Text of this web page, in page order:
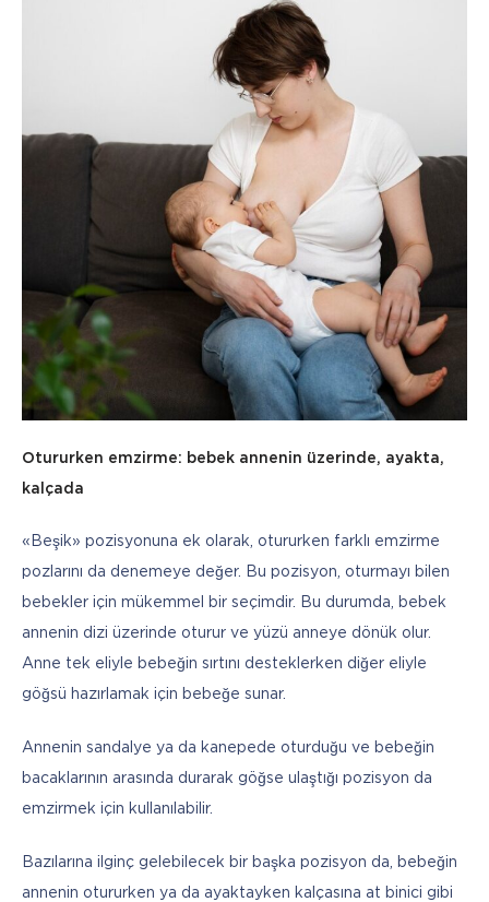
Otururken emzirme: bebek annenin üzerinde, ayakta,
kalçada
«Beşik» pozisyonuna ek olarak, otururken farklı emzirme
pozlarını da denemeye değer. Bu pozisyon, oturmayı bilen
bebekler için mükemmel bir seçimdir. Bu durumda, bebek
annenin dizi üzerinde oturur ve yüzü anneye dönük olur.
Anne tek eliyle bebeğin sırtını desteklerken diğer eliyle
göğsü hazırlamak için bebeğe sunar.
Annenin sandalye ya da kanepede oturduğu ve bebeğin
bacaklarının arasında durarak göğse ulaştığı pozisyon da
emzirmek için kullanılabilir.
Bazılarına ilginç gelebilecek bir başka pozisyon da, bebeğin
annenin otururken ya da ayaktayken kalçasına at binici gibi